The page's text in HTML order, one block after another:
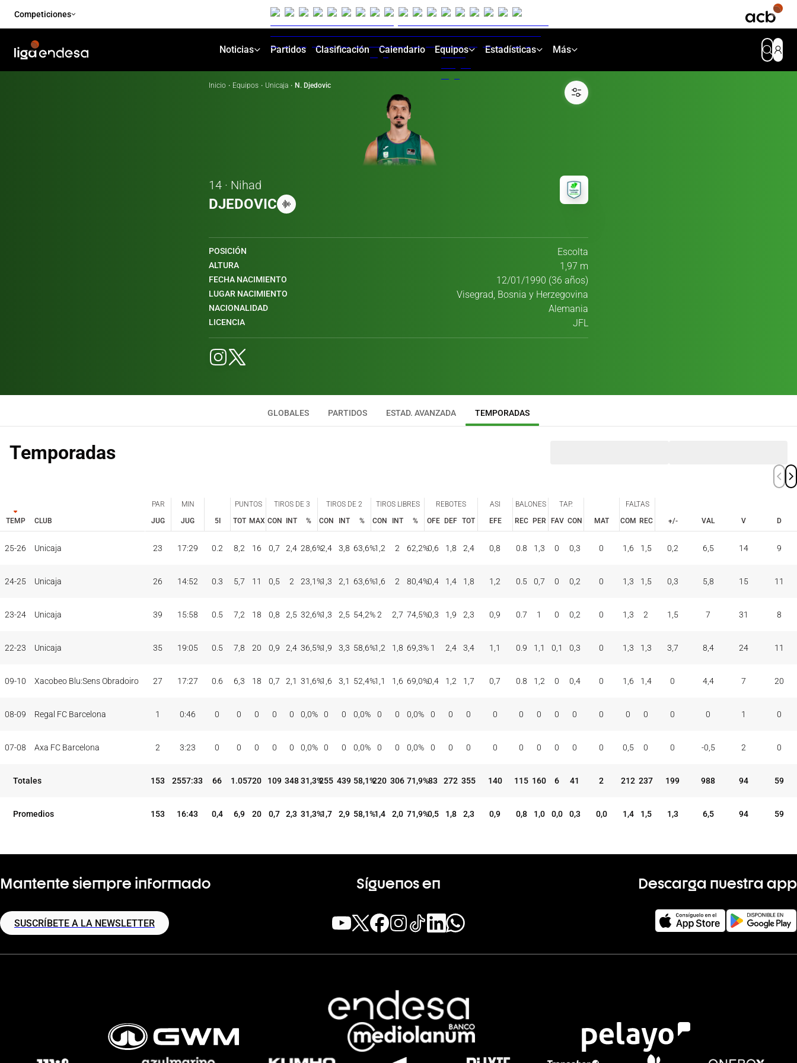
Competiciones
Noticias Partidos Clasificación Calendario Equipos Estadísticas Más
Inicio · Equipos · Unicaja · N. Djedovic
14 · Nihad
DJEDOVIC
POSICIÓN Escolta
ALTURA 1,97 m
FECHA NACIMIENTO 12/01/1990 (36 años)
LUGAR NACIMIENTO Visegrad, Bosnia y Herzegovina
NACIONALIDAD Alemania
LICENCIA JFL
GLOBALES PARTIDOS ESTAD. AVANZADA TEMPORADAS
Temporadas
TEMP CLUB
PAR
MIN
5I
PUNTOS TIROS DE 3 TIROS DE 2 TIROS LIBRES REBOTES ASI BALONES
TAP.
MAT
FALTAS
+/-
VAL V D
JUG JUG TOT MAX CON INT % CON INT % CON INT % OFE DEF TOT EFE REC PER FAV CON COM REC
+/-
VAL
25-26 Unicaja 23 17:29 0.2 8,2 16 0,7 2,4 28,6%2,4 3,8 63,6%1,2 2 62,2%0,6 1,8 2,4 0,8 0.8 1,3 0 0,3 0 1,6 1,5 0,2 6,5 14 9
24-25 Unicaja 26 14:52 0.3 5,7 11 0,5 2 23,1%1,3 2,1 63,6%1,6 2 80,4%0,4 1,4 1,8 1,2 0.5 0,7 0 0,2 0 1,3 1,5 0,3 5,8 15 11
23-24 Unicaja 39 15:58 0.5 7,2 18 0,8 2,5 32,6%1,3 2,5 54,2%2 2,7 74,5%0,3 1,9 2,3 0,9 0.7 1 0 0,2 0 1,3 2 1,5 7 31 8
22-23 Unicaja 35 19:05 0.5 7,8 20 0,9 2,4 36,5%1,9 3,3 58,6%1,2 1,8 69,3% 1 2,4 3,4 1,1 0.9 1,1 0,1 0,3 0 1,3 1,3 3,7 8,4 24 11
09-10 Xacobeo Blu:Sens Obradoiro 27 17:27 0.6 6,3 18 0,7 2,1 31,6%1,6 3,1 52,4%1,1 1,6 69,0%0,4 1,2 1,7 0,7 0.8 1,2 0 0,4 0 1,6 1,4 0 4,4 7 20
08-09 Regal FC Barcelona 1 0:46 0 0 0 0 0 0,0% 0 0 0,0% 0 0 0,0% 0 0 0 0 0 0 0 0 0 0 0 0 0 1 0
07-08 Axa FC Barcelona 2 3:23 0 0 0 0 0 0,0% 0 0 0,0% 0 0 0,0% 0 0 0 0 0 0 0 0 0 0,5 0 0 -0,5 2 0
Totales 153 2557:33 66 1.05720 109 348 31,3%255 439 58,1%220 306 71,9%83 272 355 140 115 160 6 41 2 212 237 199 988 94 59
Promedios 153 16:43 0,4 6,9 20 0,7 2,3 31,3%1,7 2,9 58,1%1,4 2,0 71,9%0,5 1,8 2,3 0,9 0,8 1,0 0,0 0,3 0,0 1,4 1,5 1,3 6,5 94 59
Mantente siempre informado
SUSCRÍBETE A LA NEWSLETTER
Síguenos en Descarga nuestra app